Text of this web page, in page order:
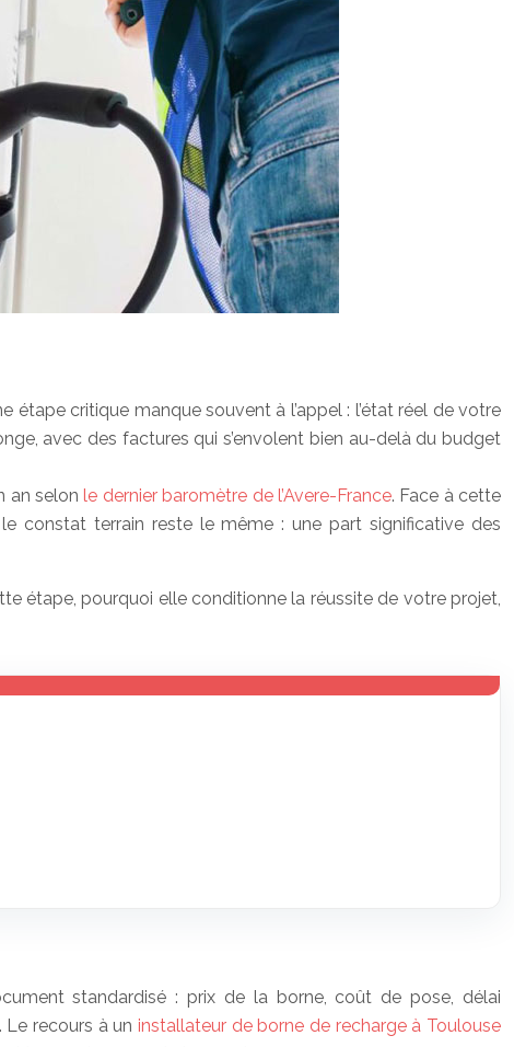
critique manque souvent à l’appel : l’état réel de votre
avec des factures qui s’envolent bien au-delà du budget
an selonle dernier baromètre de l’Avere-France. Face à cette
constat terrain reste le même : une part significative des
étape, pourquoi elle conditionne la réussite de votre projet,
standardisé : prix de la borne, coût de pose, délai
Le recours à un installateur de borne de recharge à Toulouse